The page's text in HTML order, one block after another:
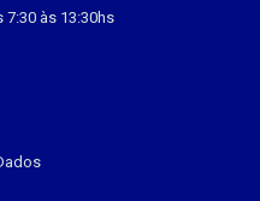
7:30 às 13:30hs